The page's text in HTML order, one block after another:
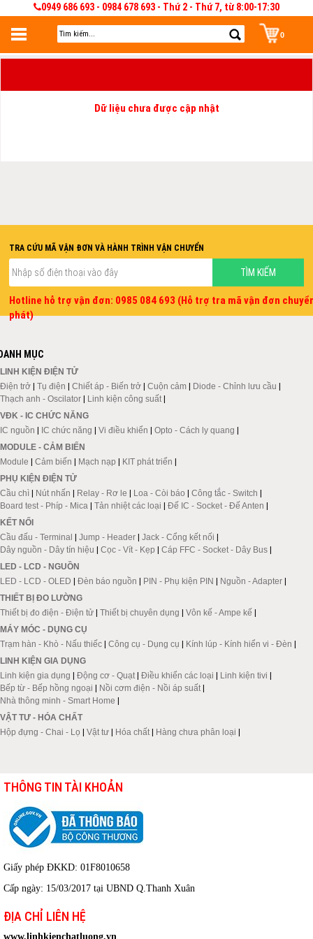
0949 686 693 - 0984 678 693 - Thứ 2 - Thứ 7, từ 8:00-17:30
0
Đăng nhập
Dữ liệu chưa được cập nhật
TRA CỨU MÃ VẬN ĐƠN VÀ HÀNH TRÌNH VẬN CHUYỂN
Hotline hỗ trợ vận đơn: 0985 084 693 (Hỗ trợ tra mã vận đơn
phát)
MỤC
LINH KIỆN ĐIỆN TỬ
Điện trở | Tụ điện | Chiết áp - Biến trở | Cuộn cảm | Diode - Chỉnh lưu cầu |
Thạch anh - Oscilator | Linh kiện công suất |
VĐK - IC CHỨC NĂNG
IC nguồn | IC chức năng | Vi điều khiển | Opto - Cách ly quang |
MODULE - CẢM BIẾN
Module | Cảm biến | Mạch nạp | KIT phát triển |
PHỤ KIỆN ĐIỆN TỬ
Cầu chì | Nút nhấn | Relay - Rơ le | Loa - Còi báo | Công tắc - Switch |
Board test - Phíp - Mica | Tản nhiệt các loại | Đế IC - Socket - Đế Anten |
KẾT NỐI
Cầu đấu - Terminal | Jump - Header | Jack - Cổng kết nối |
Dây nguồn - Dây tín hiệu | Cọc - Vít - Kẹp | Cáp FFC - Socket - Dây Bus |
LED - LCD - NGUỒN
LED - LCD - OLED | Đèn báo nguồn | PIN - Phụ kiện PIN | Nguồn - Adapter |
THIẾT BỊ ĐO LƯỜNG
Thiết bị đo điện - Điện tử | Thiết bị chuyên dụng | Vôn kế - Ampe kế |
MÁY MÓC - DỤNG CỤ
Trạm hàn - Khò - Nấu thiếc | Công cụ - Dụng cụ | Kính lúp - Kính hiển vi - Đèn |
LINH KIỆN GIA DỤNG
Linh kiện gia dụng | Động cơ - Quạt | Điều khiển các loại | Linh kiện tivi |
Bếp từ - Bếp hồng ngoại | Nồi cơm điện - Nồi áp suất |
Nhà thông minh - Smart Home |
VẬT TƯ - HÓA CHẤT
Hộp đựng - Chai - Lọ | Vật tư | Hóa chất | Hàng chưa phân loại |
THÔNG TIN TÀI KHOẢN
Giấy phép ĐKKD: 01F8010658
Cấp ngày: 15/03/2017 tại UBND Q.Thanh Xuân
ĐỊA CHỈ LIÊN HỆ
www.linhkienchatluong.vn